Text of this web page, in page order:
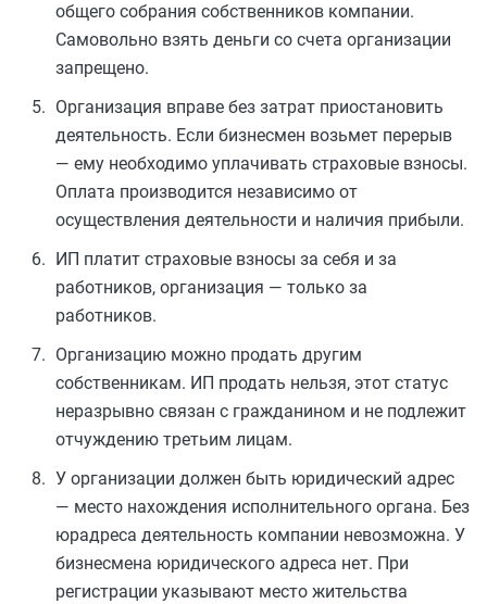
общего собрания собственников компании.
Самовольно взять деньги со счета организации
запрещено.
Организация вправе без затрат приостановить
деятельность. Если бизнесмен возьмет перерыв
— ему необходимо уплачивать страховые взносы.
Оплата производится независимо от
осуществления деятельности и наличия прибыли.
ИП платит страховые взносы за себя и за
работников, организация — только за
работников.
Организацию можно продать другим
собственникам. ИП продать нельзя, этот статус
неразрывно связан с гражданином и не подлежит
отчуждению третьим лицам.
У организации должен быть юридический адрес
— место нахождения исполнительного органа. Без
юрадреса деятельность компании невозможна. У
бизнесмена юридического адреса нет. При
регистрации указывают место жительства